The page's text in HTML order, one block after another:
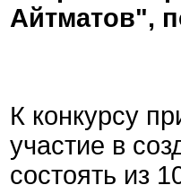
Айтматов",
К конкурсу
участие в
состоять из